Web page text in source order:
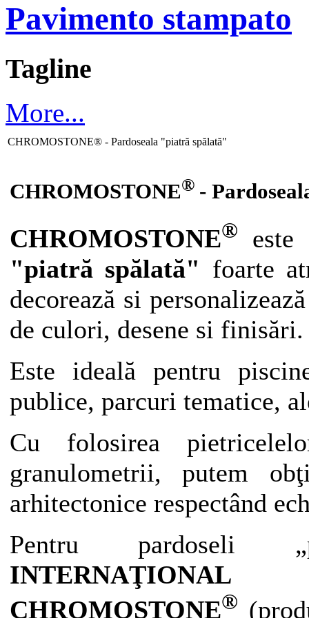
Pavimento stampato
Tagline
More...
CHROMOSTONE® - Pardoseala "piatră spălată"
CHROMOSTONE® -
CHROMOSTONE®
"piatră spălată" foarte
decorează si
de culori, desene si finisări.
Este ideală pentru
publice, parcuri tematice,
Cu folosirea
granulometrii, putem
arhitectonice respectând
Pentru pardoseli
INTERNAŢIONAL
CHROMOSTONE®